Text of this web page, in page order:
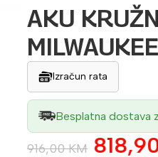
AKU
Izračun rata
Besplatna dostava
916,00KM